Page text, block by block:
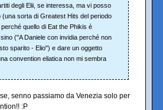
degli Elii, se interessa, ma vi posso
sorta di Greatest Hits del periodo
quello di Eat the Phikis è
("A Daniele con invidia perché non
sparito - Elio") e dare un oggetto
convention eliatica non mi sembra
senno passiamo da Venezia solo per
:P